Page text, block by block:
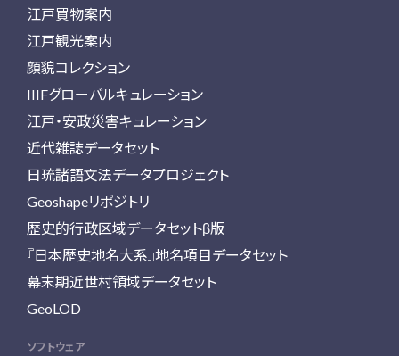
江戸買物案内
江戸観光案内
顔貌コレクション
IIIFグローバルキュレーション
江戸・安政災害キュレーション
近代雑誌データセット
日琉諸語文法データプロジェクト
Geoshapeリポジトリ
歴史的行政区域データセットβ版
『日本歴史地名大系』地名項目データセット
幕末期近世村領域データセット
GeoLOD
ソフトウェア